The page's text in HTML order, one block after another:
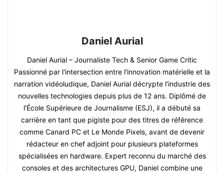
Daniel Aurial
Daniel Aurial – Journaliste Tech & Senior Game Critic
Passionné par l'intersection entre l'innovation matérielle et la
narration vidéoludique, Daniel Aurial décrypte l'industrie des
nouvelles technologies depuis plus de 12 ans. Diplômé de
l'École Supérieure de Journalisme (ESJ), il a débuté sa
carrière en tant que pigiste pour des titres de référence
comme Canard PC et Le Monde Pixels, avant de devenir
rédacteur en chef adjoint pour plusieurs plateformes
spécialisées en hardware. Expert reconnu du marché des
consoles et des architectures GPU, Daniel combine une